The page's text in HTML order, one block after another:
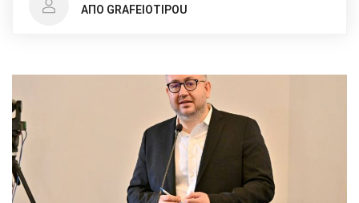
ΑΠΌ GRAFEIOTIPOU